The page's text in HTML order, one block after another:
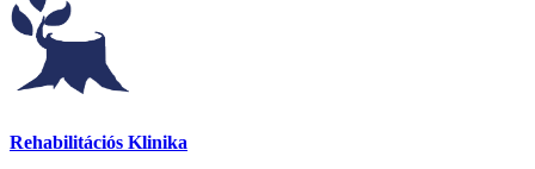
Rehabilitációs Klinika